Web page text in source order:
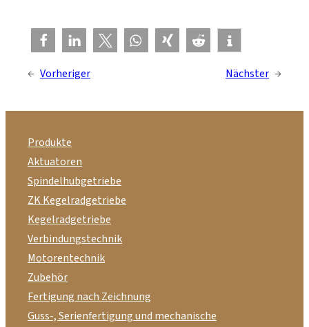
← Vorheriger Nächster →
Produkte
Aktuatoren
Spindelhubgetriebe
ZK Kegelradgetriebe
Kegelradgetriebe
Verbindungstechnik
Motorentechnik
Zubehör
Fertigung nach Zeichnung
Guss-, Serienfertigung und mechanische